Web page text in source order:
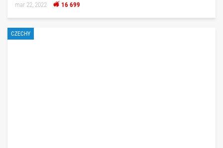
mar 22, 2022 16 699
CZECHY